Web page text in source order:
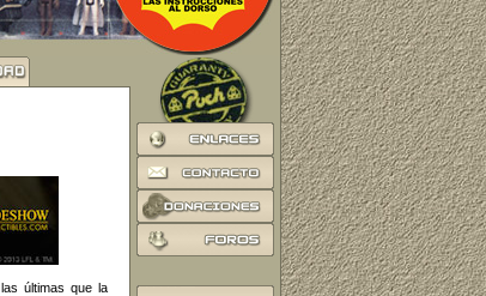
últimas que la